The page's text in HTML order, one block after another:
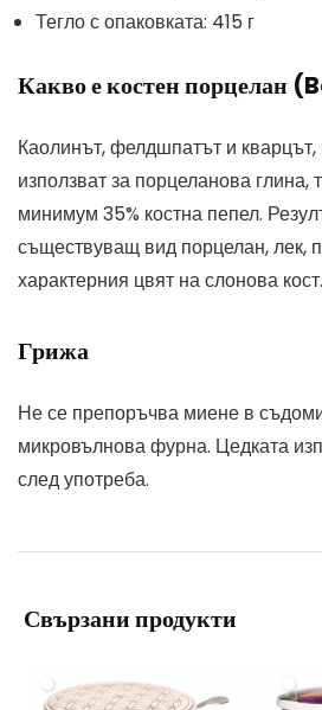
Тегло с опаковката: 415 г
Какво е костен порцелан
Каолинът, фелдшпатът и кварцът,
използват за порцеланова глина,
минимум 35% костна пепел.
съществуващ вид порцелан, лек,
характерния цвят на слонова кост.
Грижа
Не се препоръчва миене в
микровълнова фурна. Цедката
след употреба.
Свързани продукти